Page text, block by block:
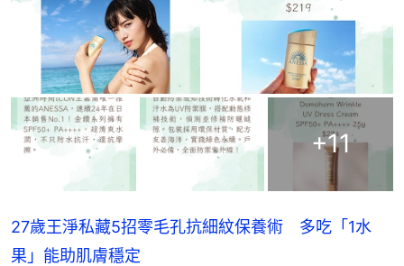
+11
27歲王淨私藏5招零毛孔抗細紋保養術 多吃「1水
果」能助肌膚穩定